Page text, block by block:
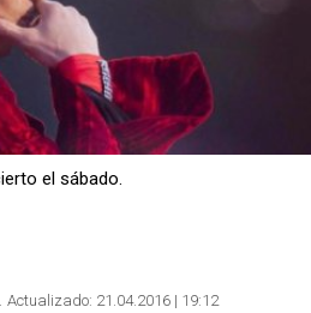
el sábado.
Actualizado: 21.04.2016 | 19:12